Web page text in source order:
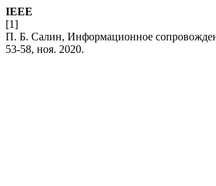
IEEE
[1]
П. Б. Салин, Информационное
53-58, ноя. 2020.